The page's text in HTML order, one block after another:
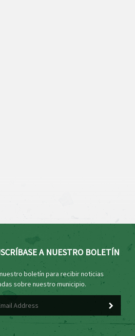
A NUESTRO BOLETÍN
boletín para recibir noticias
sobre nuestro municipio.